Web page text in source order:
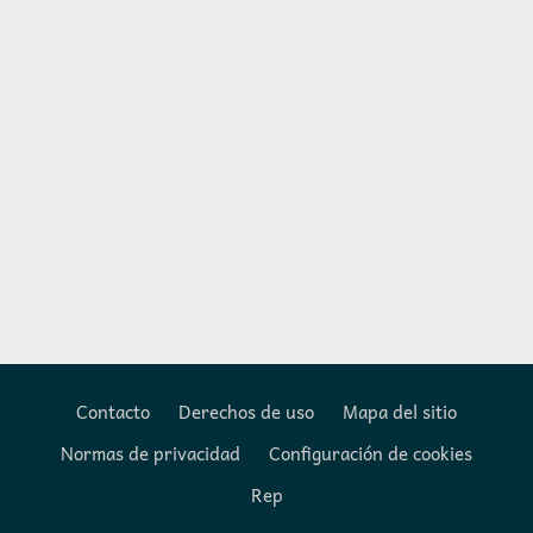
Footer
Contacto Derechos de uso
Mapa del sitio
Normas de privacidad
Configuración de cookies
Rep